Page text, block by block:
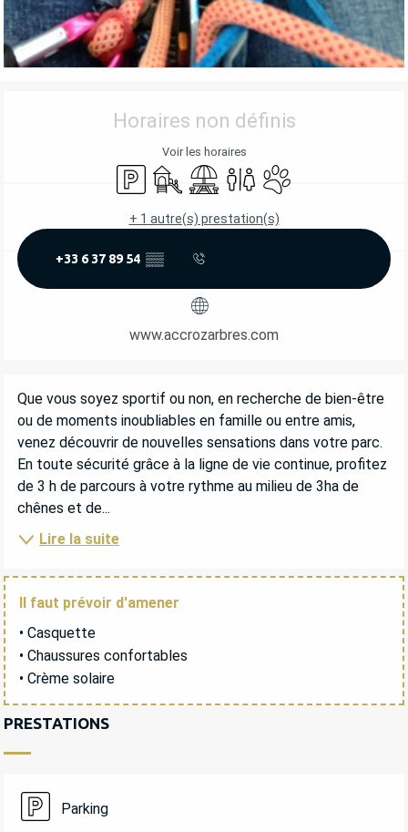
OUVERTURE ET COORDONNÉES
Horaires non définis
Voir les horaires
ParkingJeux pour enfants / Espace jeux
Aire de pique nique
ToilettesAnimaux acceptés
+ 1 autre(s) prestation(s)
+33 6 37 89 54 ▒▒
www.accrozarbres.com
DESCRIPTION
Que vous soyez sportif ou non, en recherche de bien-être
ou de moments inoubliables en famille ou entre amis,
venez découvrir de nouvelles sensations dans votre parc.
En toute sécurité grâce à la ligne de vie continue, profitez
de 3 h de parcours à votre rythme au milieu de 3ha de
chênes et de...
Lire la suite
Il faut prévoir d'amener
• Casquette
• Chaussures confortables
• Crème solaire
PRESTATIONS
Parking